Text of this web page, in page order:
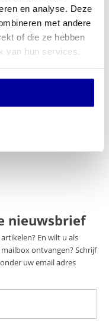
en analyse. Deze
met andere
of die ze hebben
van hun services.
nieuwsbrief
En wilt u als
ontvangen? Schrijf
uw email adres